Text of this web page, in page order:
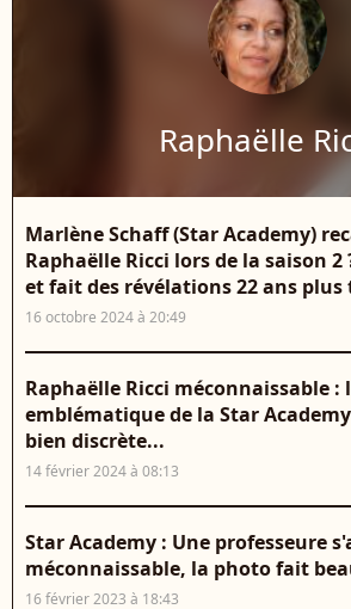
Raphaëlle
Marlène Schaff (Star Academy)
Raphaëlle Ricci lors de la saison
et fait des révélations 22 ans plus
16 octobre 2024 à 20:49
Raphaëlle Ricci méconnaissable :
emblématique de la Star
bien discrète...
14 février 2024 à 08:13
Star Academy : Une professeure
méconnaissable, la photo fait
16 février 2023 à 18:43